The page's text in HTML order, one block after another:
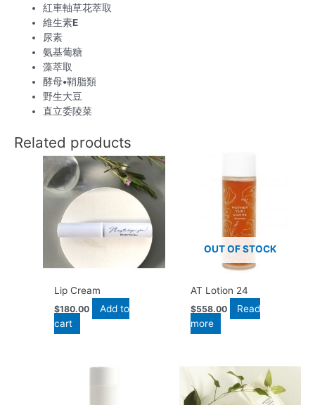
紅車軸草花萃取
維生素E
尿素
氨基葡糖
藻萃取
酵母•鞘脂類
野生大豆
直立委陵菜
Related products
Lip Cream
$180.00
Add to
cart
OUT OF STOCK
AT Lotion 24
$558.00
Read
more